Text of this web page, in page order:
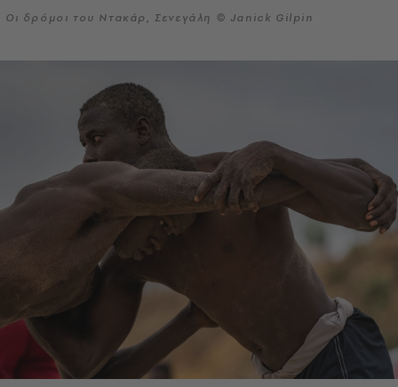
Οι δρόμοι του Ντακάρ, Σενεγάλη © Janick Gilpin